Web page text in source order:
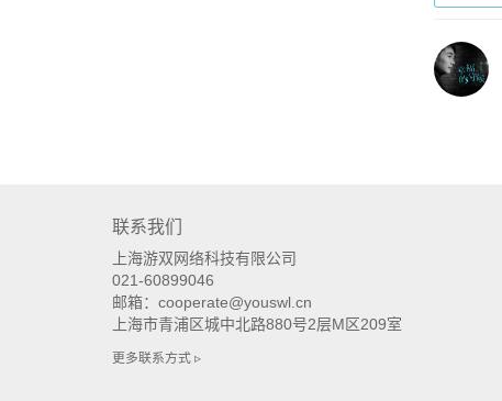
联系我们
上海游双网络科技有限公司
021-60899046
邮箱：cooperate@youswl.cn
上海市青浦区城中北路880号2层M区209室
更多联系方式 ▹